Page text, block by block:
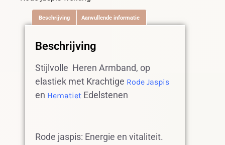
Beschrijving Aanvullende informatie
Beschrijving
Stijlvolle Heren Armband, op
elastiek met Krachtige Rode Jaspis
en Hematiet Edelstenen
Rode jaspis: Energie en vitaliteit.